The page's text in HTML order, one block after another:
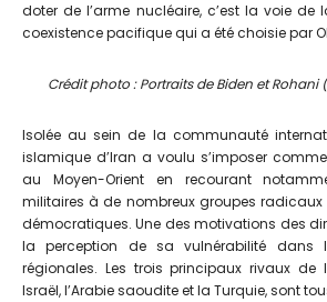
doter de l’arme nucléaire, c’est la voie
coexistence pacifique qui a été choisie par
Crédit photo : Portraits de Biden et
Isolée au sein de la communauté
islamique d’Iran a voulu s’imposer
au Moyen-Orient en recourant
militaires à de nombreux groupes
démocratiques. Une des motivations des
la perception de sa vulnérabilité dans
régionales. Les trois principaux rivaux de
Israël, l’Arabie saoudite et la Turquie, sont